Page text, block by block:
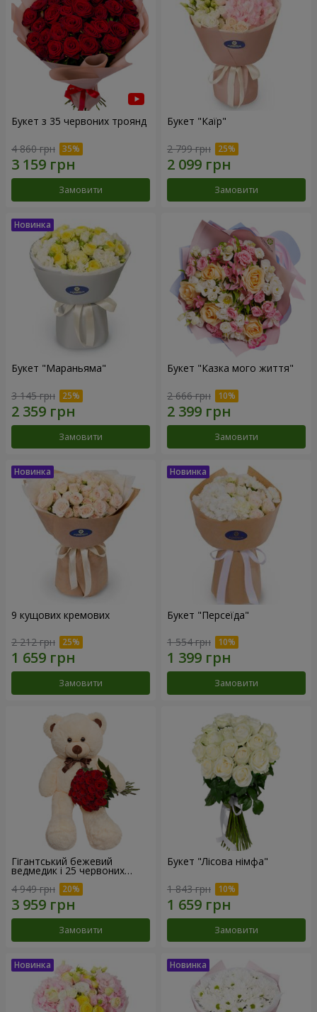
Букет з 35 червоних троянд
4 860 грн
Замовити
Букет "Каїр"
2 799 грн
Замовити
Букет "Мараньяма"
3 145 грн
Замовити
Букет "Казка мого життя"
2 666 грн
Замовити
9 кущових кремових
2 212 грн
Замовити
Букет "Персеїда"
1 554 грн
Замовити
Гігантський бежевий
ведмедик і 25 червоних
троянд
4 949 грн
Замовити
Букет "Лісова німфа"
1 843 грн
Замовити